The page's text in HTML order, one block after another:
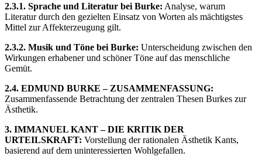
2.3.1. Sprache und Literatur bei Burke: Analyse, warum
Literatur durch den gezielten Einsatz von Worten als mächtigstes
Mittel zur Affekterzeugung gilt.
2.3.2. Musik und Töne bei Burke: Unterscheidung zwischen den
Wirkungen erhabener und schöner Töne auf das menschliche
Gemüt.
2.4. EDMUND BURKE – ZUSAMMENFASSUNG:
Zusammenfassende Betrachtung der zentralen Thesen Burkes zur
Ästhetik.
3. IMMANUEL KANT – DIE KRITIK DER
URTEILSKRAFT: Vorstellung der rationalen Ästhetik Kants,
basierend auf dem uninteressierten Wohlgefallen.